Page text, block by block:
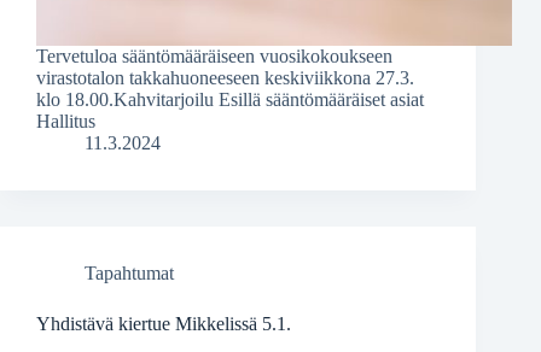
Tervetuloa sääntömääräiseen vuosikokoukseen
virastotalon takkahuoneeseen keskiviikkona 27.3.
klo 18.00.Kahvitarjoilu Esillä sääntömääräiset asiat
Hallitus
11.3.2024
Tapahtumat
Yhdistävä kiertue Mikkelissä 5.1.